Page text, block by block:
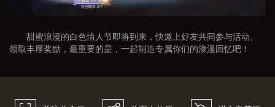
甜蜜浪漫的白色情人节即将到来，快邀上好友共同参与活动、
领取丰厚奖励，最重要的是，一起制造专属你们的浪漫回忆吧！